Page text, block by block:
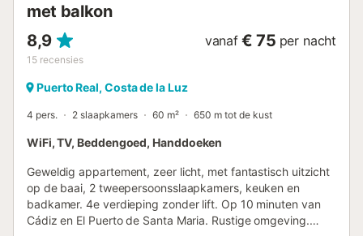
met balkon
8,9
15 recensies
vanaf € 75 per nacht
Puerto Real, Costa de la Luz
4 pers. 2 slaapkamers 60 m² 650 m tot de kust
WiFi, TV, Beddengoed, Handdoeken
Geweldig appartement, zeer licht, met fantastisch uitzicht
op de baai, 2 tweepersoonsslaapkamers, keuken en
badkamer. 4e verdieping zonder lift. Op 10 minuten van
Cádiz en El Puerto de Santa Maria. Rustige omgeving.